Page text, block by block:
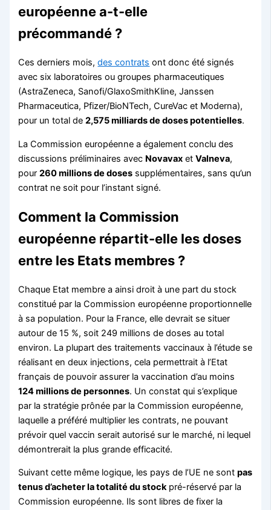
européenne a-t-elle
précommandé ?
Ces derniers mois,des contrats ont donc été signés
avec six laboratoires ou groupes pharmaceutiques
(AstraZeneca, Sanofi/GlaxoSmithKline, Janssen
Pharmaceutica, Pfizer/BioNTech, CureVac et Moderna),
pour un total de2,575 milliards de doses potentielles.
La Commission européenne a également conclu des
discussions préliminaires avec Novavax etValneva,
pour260 millions de doses supplémentaires, sans qu’un
contrat ne soit pour l’instant signé.
Comment la Commission
européenne répartit-elle les doses
entre les Etats membres ?
Chaque Etat membre a ainsi droit à une part du stock
constitué par la Commission européenne proportionnelle
à sa population. Pour la France, elle devrait se situer
autour de 15 %, soit 249 millions de doses au total
environ. La plupart des traitements vaccinaux à l’étude se
réalisant en deux injections, cela permettrait à l’Etat
français de pouvoir assurer la vaccination d’au moins
124 millions de personnes. Un constat qui s’explique
par la stratégie prônée par la Commission européenne,
laquelle a préféré multiplier les contrats, ne pouvant
prévoir quel vaccin serait autorisé sur le marché, ni lequel
démontrerait la plus grande efficacité.
Suivant cette même logique, les pays de l’UE ne sontpas
tenus d’acheter la totalité du stockpré-réservé par la
Commission européenne. Ils sont libres de fixer la